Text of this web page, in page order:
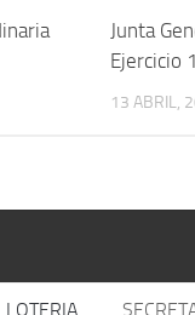
Junta
13 ABRIL,
LOTERIA